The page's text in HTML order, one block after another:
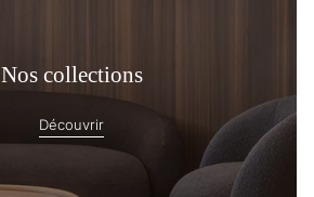
Nos collections
Découvrir